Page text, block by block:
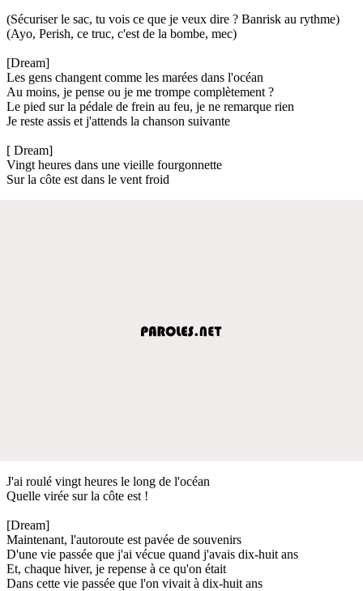
(Sécuriser le sac, tu vois ce que je veux dire ? Banrisk au rythme)
(Ayo, Perish, ce truc, c'est de la bombe, mec)
[Dream]
Les gens changent comme les marées dans l'océan
Au moins, je pense ou je me trompe complètement ?
Le pied sur la pédale de frein au feu, je ne remarque rien
Je reste assis et j'attends la chanson suivante
[ Dream]
Vingt heures dans une vieille fourgonnette
Sur la côte est dans le vent froid
J'ai roulé vingt heures le long de l'océan
Quelle virée sur la côte est !
[Dream]
Maintenant, l'autoroute est pavée de souvenirs
D'une vie passée que j'ai vécue quand j'avais dix-huit ans
Et, chaque hiver, je repense à ce qu'on était
Dans cette vie passée que l'on vivait à dix-huit ans